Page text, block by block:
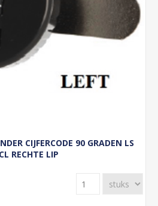
CIJFERCODE 90 GRADEN LS
RECHTE LIP